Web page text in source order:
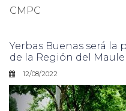
CMPC
Yerbas Buenas será la
de la Región del Maule
12/08/2022